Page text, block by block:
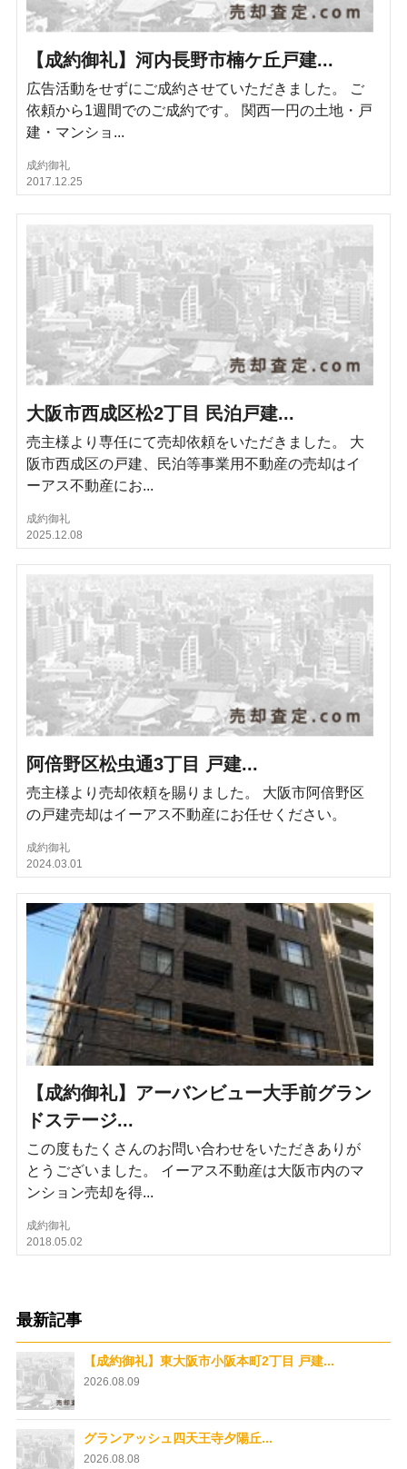
【成約御礼】河内長野市楠ケ丘戸建...
広告活動をせずにご成約させていただきました。 ご
依頼から1週間でのご成約です。 関西一円の土地・戸
建・マンショ...
成約御礼
2017.12.25
大阪市西成区松2丁目 民泊戸建...
売主様より専任にて売却依頼をいただきました。 大
阪市西成区の戸建、民泊等事業用不動産の売却はイ
ーアス不動産にお...
成約御礼
2025.12.08
阿倍野区松虫通3丁目 戸建...
売主様より売却依頼を賜りました。 大阪市阿倍野区
の戸建売却はイーアス不動産にお任せください。
成約御礼
2024.03.01
【成約御礼】アーバンビュー大手前グラン
ドステージ...
この度もたくさんのお問い合わせをいただきありが
とうございました。 イーアス不動産は大阪市内のマ
ンション売却を得...
成約御礼
2018.05.02
最新記事
【成約御礼】東大阪市小阪本町2丁目 戸建...
2026.08.09
グランアッシュ四天王寺夕陽丘...
2026.08.08